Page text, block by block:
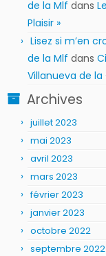
de la Mlf dans
Plaisir »
Lisez si m’en
de la Mlf dans
Villanueva de la
Archives
juillet 2023
mai 2023
avril 2023
mars 2023
février 2023
janvier 2023
octobre 2022
septembre 2022